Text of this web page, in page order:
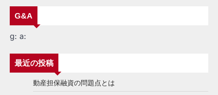
G&A
g: a:
最近の投稿
動産担保融資の問題点とは